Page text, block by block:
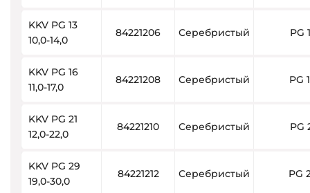
KKV PG 13
10,0-14,0
84221206 Серебристый PG
KKV PG 16
11,0-17,0
84221208 Серебристый PG
KKV PG 21
12,0-22,0
84221210 Серебристый PG
KKV PG 29
19,0-30,0
84221212 Серебристый PG